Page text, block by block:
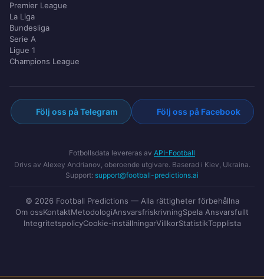
Premier League
La Liga
Bundesliga
Serie A
Ligue 1
Champions League
Följ oss på Telegram Följ oss på Facebook
Fotbollsdata levereras av API-Football
Drivs av Alexey Andrianov, oberoende utgivare. Baserad i Kiev, Ukraina.
Support: support@football-predictions.ai
© 2026 Football Predictions — Alla rättigheter förbehållna
Om ossKontaktMetodologiAnsvarsfriskrivningSpela Ansvarsfullt
IntegritetspolicyCookie-inställningarVillkorStatistikTopplista